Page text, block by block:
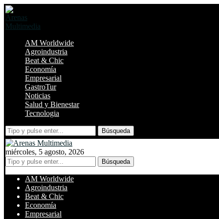
AM Worldwide
Agroindustria
Beat & Chic
Economía
Empresarial
GastroTur
Noticias
Salud y Bienestar
Tecnologia
Búsqueda
miércoles, 5 agosto, 2026
Búsqueda
AM Worldwide
Agroindustria
Beat & Chic
Economía
Empresarial